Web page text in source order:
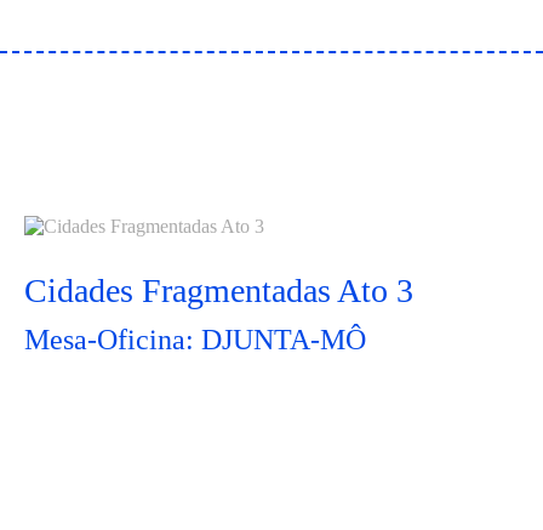
Cidades Fragmentadas Ato 3
Mesa-Oficina: DJUNTA-MÔ